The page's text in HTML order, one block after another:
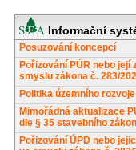
Informační
Posuzování koncepcí
Pořizování PÚR nebo její
smyslu zákona č. 283/
Politika územního rozvoje
Mimořádná aktualizace
dle § 35 stavebního
Pořizování ÚPD nebo